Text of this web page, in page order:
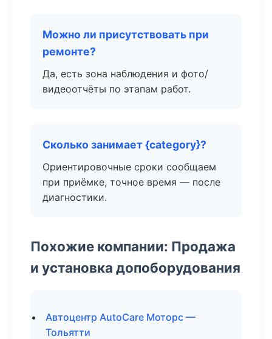
Можно ли присутствовать при
ремонте?
Да, есть зона наблюдения и фото/
видеоотчёты по этапам работ.
Сколько занимает {category}?
Ориентировочные сроки сообщаем
при приёмке, точное время — после
диагностики.
Похожие компании: Продажа
и установка допоборудования
Автоцентр AutoCare Моторс —
Тольятти